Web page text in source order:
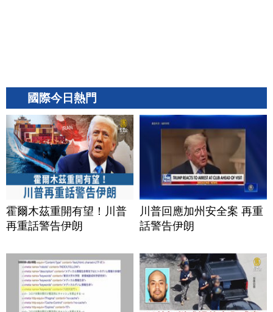
國際今日熱門
霍爾木茲重開有望！川普
再重話警告伊朗
川普回應加州安全案 再重
話警告伊朗